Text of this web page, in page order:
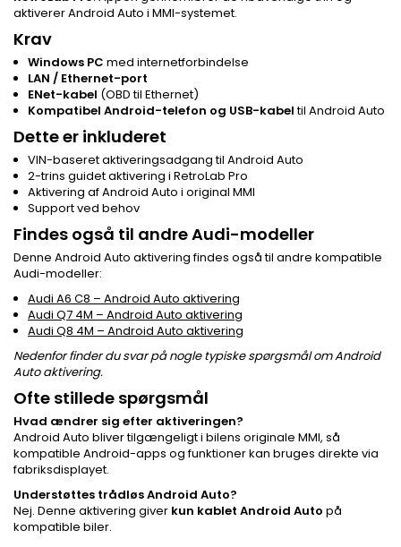
aktiverer Android Auto i MMI-systemet.
Krav
Windows PC med internetforbindelse
LAN / Ethernet-port
ENet-kabel (OBD til Ethernet)
Kompatibel Android-telefon og USB-kabeltil Android Auto
Dette er inkluderet
VIN-baseret aktiveringsadgang til Android Auto
2-trins guidet aktivering i RetroLab Pro
Aktivering af Android Auto i original MMI
Support ved behov
Findes også til andre Audi-modeller
Denne Android Auto aktivering findes også til andre kompatible
Audi-modeller:
Audi A6 C8 – Android Auto aktivering
Audi Q7 4M – Android Auto aktivering
Audi Q8 4M – Android Auto aktivering
Nedenfor finder du svar på nogle typiske spørgsmål om Android
Auto aktivering.
Ofte stillede spørgsmål
Hvad ændrer sig efter aktiveringen?
Android Auto bliver tilgængeligt i bilens originale MMI, så
kompatible Android-apps og funktioner kan bruges direkte via
fabriksdisplayet.
Understøttes trådløs Android Auto?
Nej. Denne aktivering giver kun kablet Android Auto på
kompatible biler.